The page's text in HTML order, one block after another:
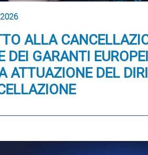
ALLA
DEI GARANTI
ATTUAZIONE DEL